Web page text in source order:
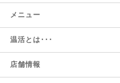
メニュー
温活とは･･･
店舗情報